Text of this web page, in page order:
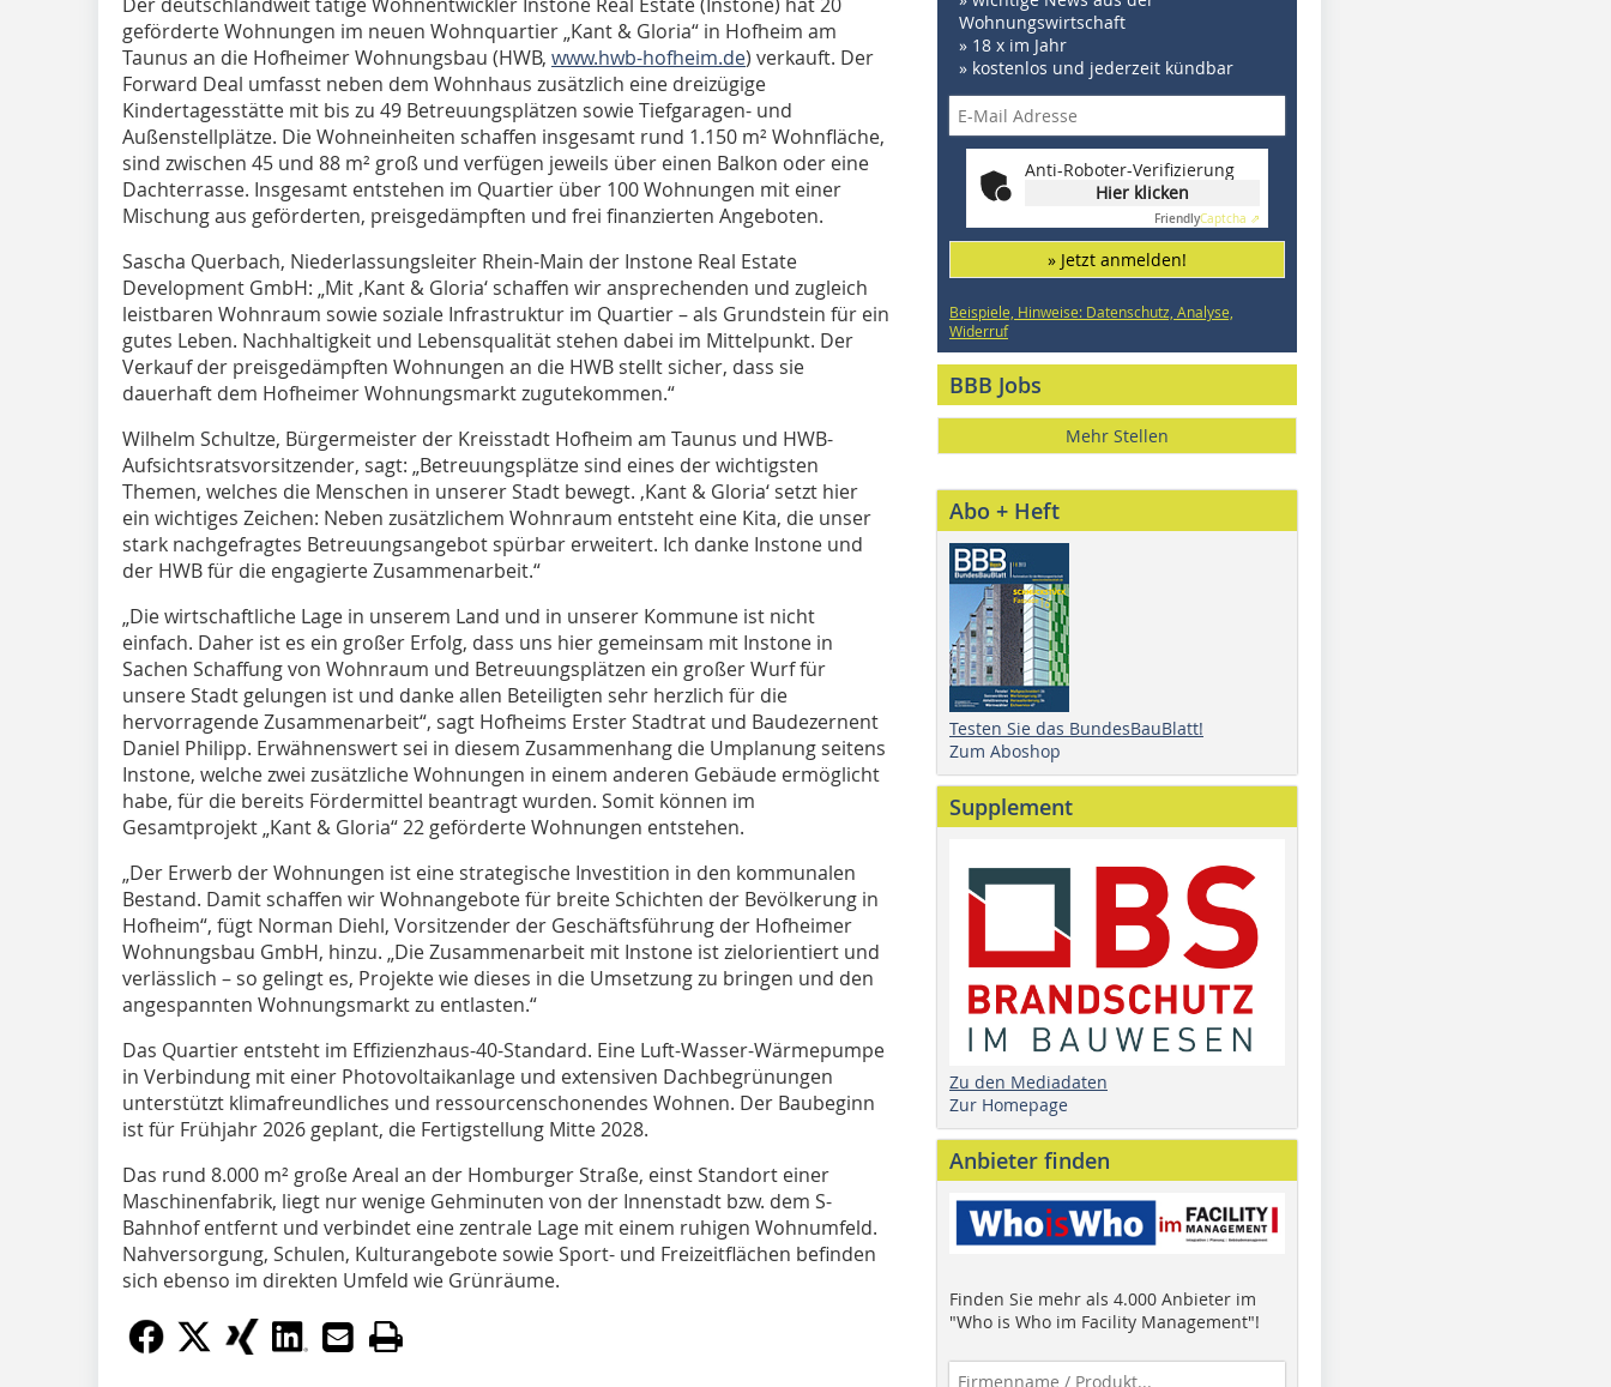
geförderte Wohnungen im neuen Wohnquartier „Kant & Gloria“ in Hofheim am
Taunus an die Hofheimer Wohnungsbau (HWB, www.hwb-hofheim.de) verkauft. Der
Forward Deal umfasst neben dem Wohnhaus zusätzlich eine dreizügige
Kindertagesstätte mit bis zu 49 Betreuungsplätzen sowie Tiefgaragen- und
Außenstellplätze. Die Wohneinheiten schaffen insgesamt rund 1.150 m² Wohnfläche,
sind zwischen 45 und 88 m² groß und verfügen jeweils über einen Balkon oder eine
Dachterrasse. Insgesamt entstehen im Quartier über 100 Wohnungen mit einer
Mischung aus geförderten, preisgedämpften und frei finanzierten Angeboten.
Sascha Querbach, Niederlassungsleiter Rhein-Main der Instone Real Estate
Development GmbH: „Mit ‚Kant & Gloria‘ schaffen wir ansprechenden und zugleich
leistbaren Wohnraum sowie soziale Infrastruktur im Quartier – als Grundstein für ein
gutes Leben. Nachhaltigkeit und Lebensqualität stehen dabei im Mittelpunkt. Der
Verkauf der preisgedämpften Wohnungen an die HWB stellt sicher, dass sie
dauerhaft dem Hofheimer Wohnungsmarkt zugutekommen.“
Wilhelm Schultze, Bürgermeister der Kreisstadt Hofheim am Taunus und HWB-
Aufsichtsratsvorsitzender, sagt: „Betreuungsplätze sind eines der wichtigsten
Themen, welches die Menschen in unserer Stadt bewegt. ‚Kant & Gloria‘ setzt hier
ein wichtiges Zeichen: Neben zusätzlichem Wohnraum entsteht eine Kita, die unser
stark nachgefragtes Betreuungsangebot spürbar erweitert. Ich danke Instone und
der HWB für die engagierte Zusammenarbeit.“
„Die wirtschaftliche Lage in unserem Land und in unserer Kommune ist nicht
einfach. Daher ist es ein großer Erfolg, dass uns hier gemeinsam mit Instone in
Sachen Schaffung von Wohnraum und Betreuungsplätzen ein großer Wurf für
unsere Stadt gelungen ist und danke allen Beteiligten sehr herzlich für die
hervorragende Zusammenarbeit“, sagt Hofheims Erster Stadtrat und Baudezernent
Daniel Philipp. Erwähnenswert sei in diesem Zusammenhang die Umplanung seitens
Instone, welche zwei zusätzliche Wohnungen in einem anderen Gebäude ermöglicht
habe, für die bereits Fördermittel beantragt wurden. Somit können im
Gesamtprojekt „Kant & Gloria“ 22 geförderte Wohnungen entstehen.
„Der Erwerb der Wohnungen ist eine strategische Investition in den kommunalen
Bestand. Damit schaffen wir Wohnangebote für breite Schichten der Bevölkerung in
Hofheim“, fügt Norman Diehl, Vorsitzender der Geschäftsführung der Hofheimer
Wohnungsbau GmbH, hinzu. „Die Zusammenarbeit mit Instone ist zielorientiert und
verlässlich – so gelingt es, Projekte wie dieses in die Umsetzung zu bringen und den
angespannten Wohnungsmarkt zu entlasten.“
Das Quartier entsteht im Effizienzhaus-40-Standard. Eine Luft-Wasser-Wärmepumpe
in Verbindung mit einer Photovoltaikanlage und extensiven Dachbegrünungen
unterstützt klimafreundliches und ressourcenschonendes Wohnen. Der Baubeginn
ist für Frühjahr 2026 geplant, die Fertigstellung Mitte 2028.
Das rund 8.000 m² große Areal an der Homburger Straße, einst Standort einer
Maschinenfabrik, liegt nur wenige Gehminuten von der Innenstadt bzw. dem S-
Bahnhof entfernt und verbindet eine zentrale Lage mit einem ruhigen Wohnumfeld.
Nahversorgung, Schulen, Kulturangebote sowie Sport- und Freizeitflächen befinden
sich ebenso im direkten Umfeld wie Grünräume.
Wohnungswirtschaft
» 18 x im Jahr
» kostenlos und jederzeit kündbar
Anti-Roboter-Verifizierung
Hier klicken
FriendlyCaptcha ⇗
» Jetzt anmelden!
Beispiele, Hinweise: Datenschutz, Analyse,
Widerruf
BBB Jobs
Mehr Stellen
Abo + Heft
Testen Sie das BundesBauBlatt!
Zum Aboshop
Supplement
Zu den Mediadaten
Zur Homepage
Anbieter finden
Finden Sie mehr als 4.000 Anbieter im
"Who is Who im Facility Management"!